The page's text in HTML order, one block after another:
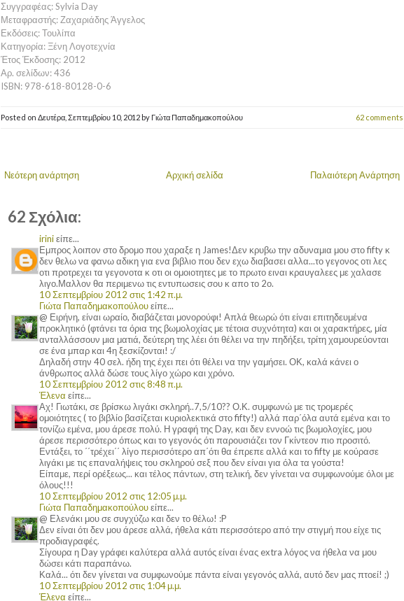
Συγγραφέας: Sylvia Day
Μεταφραστής: Ζαχαριάδης Άγγελος
Εκδόσεις: Τουλίπα
Κατηγορία: Ξένη Λογοτεχνία
Έτος Έκδοσης: 2012
Αρ. σελίδων: 436
ISBN: 978-618-80128-0-6
Posted on Δευτέρα, Σεπτεμβρίου 10, 2012 by Γιώτα Παπαδημακοπούλου 62 comments
Νεότερη ανάρτηση Παλαιότερη Ανάρτηση
Αρχική σελίδα
62 Σχόλια:
iriniείπε...
Εμπρος λοιπον στο δρομο που χαραξε η James!Δεν κρυβω την αδυναμια μου στο fifty κ
δεν θελω να φανω αδικη για ενα βιβλιο που δεν εχω διαβασει αλλα...το γεγονος οτι λες
οτι προτρεχει τα γεγονοτα κ οτι οι ομοιοτητες με το πρωτο ειναι κραυγαλεες με χαλασε
λιγο.Μαλλον θα περιμενω τις εντυπωσεις σου κ απο το 2ο.
10 Σεπτεμβρίου 2012 στις 1:42 π.μ.
Γιώτα Παπαδημακοπούλουείπε...
@ Ειρήνη, είναι ωραίο, διαβάζεται μονορούφι! Απλά θεωρώ ότι είναι επιτηδευμένα
προκλητικό (φτάνει τα όρια της βωμολοχίας με τέτοια συχνότητα) και οι χαρακτήρες, μία
ανταλλάσσουν μια ματιά, δεύτερη της λέει ότι θέλει να την πηδήξει, τρίτη χαμουρεύονται
σε ένα μπαρ και 4η ξεσκίζονται! :/
Δηλαδή στην 40 σελ. ήδη της έχει πει ότι θέλει να την γαμήσει. ΟΚ, καλά κάνει ο
άνθρωπος αλλά δώσε τους λίγο χώρο και χρόνο.
10 Σεπτεμβρίου 2012 στις 8:48 π.μ.
Έλενα είπε...
Αχ! Γιωτάκι, σε βρίσκω λιγάκι σκληρή..7,5/10?? Ο.Κ. συμφωνώ με τις τρομερές
ομοιότητες ( το βιβλίο βασίζεται κυριολεκτικά στο fifty!) αλλά παρ΄όλα αυτά εμένα και το
τονίζω εμένα, μου άρεσε πολύ. Η γραφή της Day, και δεν εννοώ τις βωμολοχίες, μου
άρεσε περισσότερο όπως και το γεγονός ότι παρουσιάζει τον Γκίντεον πιο προσιτό.
Εντάξει, το ΄΄τρέχει΄΄ λίγο περισσότερο απ΄ότι θα έπρεπε αλλά και το fifty με κούρασε
λιγάκι με τις επαναλήψεις του σκληρού σεξ που δεν είναι για όλα τα γούστα!
Είπαμε, περί ορέξεως... και τέλος πάντων, στη τελική, δεν γίνεται να συμφωνούμε όλοι με
όλους!!!
10 Σεπτεμβρίου 2012 στις 12:05 μ.μ.
Γιώτα Παπαδημακοπούλουείπε...
@ Ελενάκι μου σε συγχύζω και δεν το θέλω! :P
Δεν είναι ότι δεν μου άρεσε αλλά, ήθελα κάτι περισσότερο από την στιγμή που είχε τις
προδιαγραφές.
Σίγουρα η Day γράφει καλύτερα αλλά αυτός είναι ένας extra λόγος να ήθελα να μου
δώσει κάτι παραπάνω.
Καλά... ότι δεν γίνεται να συμφωνούμε πάντα είναι γεγονός αλλά, αυτό δεν μας πτοεί! ;)
10 Σεπτεμβρίου 2012 στις 1:04 μ.μ.
Έλενα είπε...